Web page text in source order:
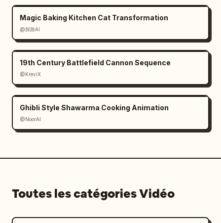
Magic Baking Kitchen Cat Transformation
@探路AI
19th Century Battlefield Cannon Sequence
@KreviX
Ghibli Style Shawarma Cooking Animation
@NoorAI
Toutes les catégories Vidéo